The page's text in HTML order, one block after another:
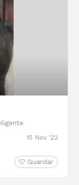
15 Nov '22
Guardar